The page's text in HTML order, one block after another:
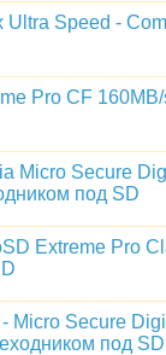
Ultra Speed -
Pro CF
Micro Secure
под SD
Extreme Pro
Micro Secure
под SD